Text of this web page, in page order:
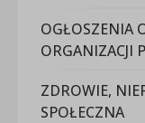
OGŁOSZENIA
ORGANIZACJI
ZDROWIE,
SPOŁECZNA